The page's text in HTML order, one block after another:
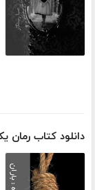
دانلود کتاب رمان